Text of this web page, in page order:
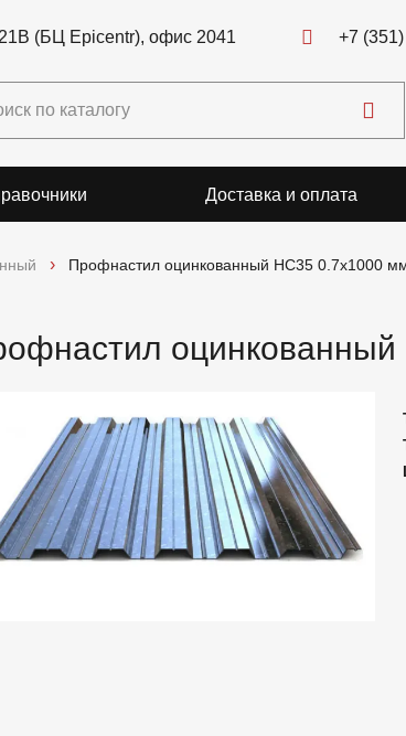
(БЦ Epicentr), офис 2041 +7
Доставка и оплата
Профнастил оцинкованный НС35 0.7x1000